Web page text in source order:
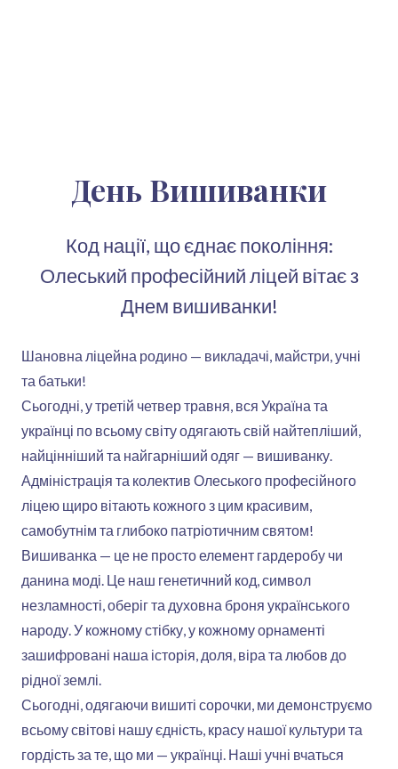
День Вишиванки
Код нації, що єднає покоління:
Олеський професійний ліцей вітає з
Днем вишиванки!
Шановна ліцейна родино — викладачі, майстри, учні
та батьки!
Сьогодні, у третій четвер травня, вся Україна та
українці по всьому світу одягають свій найтепліший,
найцінніший та найгарніший одяг — вишиванку.
Адміністрація та колектив Олеського професійного
ліцею щиро вітають кожного з цим красивим,
самобутнім та глибоко патріотичним святом!
Вишиванка — це не просто елемент гардеробу чи
данина моді. Це наш генетичний код, символ
незламності, оберіг та духовна броня українського
народу. У кожному стібку, у кожному орнаменті
зашифровані наша історія, доля, віра та любов до
рідної землі.
Сьогодні, одягаючи вишиті сорочки, ми демонструємо
всьому світові нашу єдність, красу нашої культури та
гордість за те, що ми — українці. Наші учні вчаться